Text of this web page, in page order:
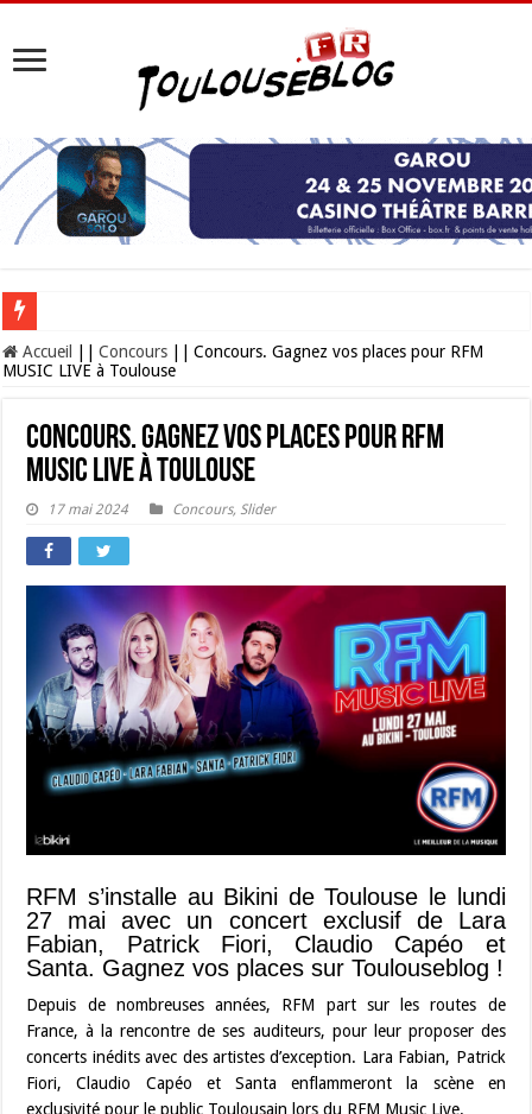
Les Nocturnes de la Cité de l’espace 2026 : l’événement incontournable de
Accueil Concours
Concours. Gagnez vos places pour RFM
MUSIC LIVE à Toulouse
Concours. Gagnez vos places pour RFM
MUSIC LIVE à Toulouse
17 mai 2024 Concours, Slider
RFM s’installe au Bikini de Toulouse le lundi
27 mai avec un concert exclusif de Lara
Fabian, Patrick Fiori, Claudio Capéo et
Santa. Gagnez vos places sur Toulouseblog !
Depuis de nombreuses années, RFM part sur les routes de
France, à la rencontre de ses auditeurs, pour leur proposer des
concerts inédits avec des artistes d’exception. Lara Fabian, Patrick
Fiori, Claudio Capéo et Santa enflammeront la scène en
exclusivité pour le public Toulousain lors du RFM Music Live.